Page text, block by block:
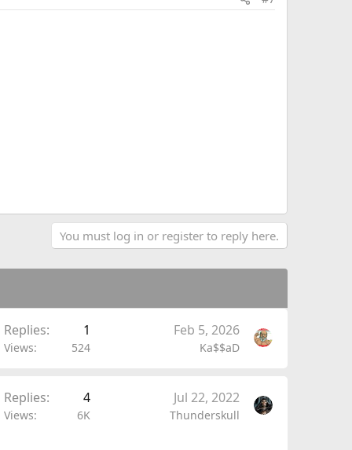
You must log in or register to reply here.
Replies 1
Views 524
Feb 5, 2026
Ka$$aD
Replies 4
Views 6K
Jul 22, 2022
Thunderskull